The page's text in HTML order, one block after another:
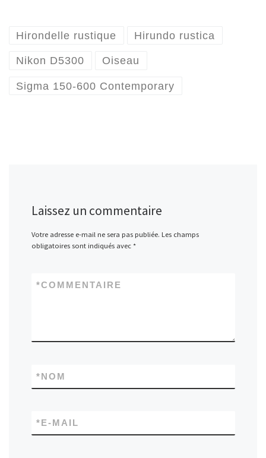
Hirondelle rustique Hirundo rustica
Nikon D5300 Oiseau
Sigma 150-600 Contemporary
Laissez un commentaire
Votre adresse e-mail ne sera pas publiée. Les champs
obligatoires sont indiqués avec *
COMMENTAIRE
*
NOM
*
E-MAIL
*